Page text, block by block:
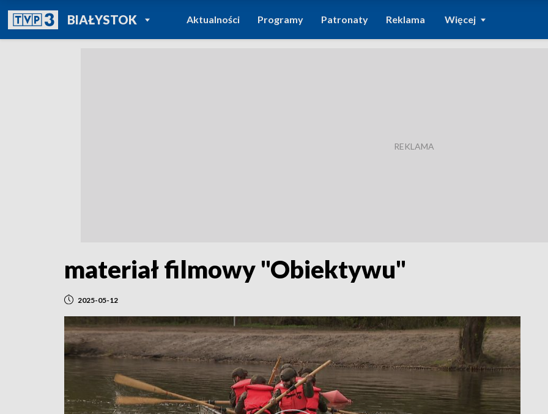
BIAŁYSTOKPOWRÓT DO
TVP REGIONY
Aktualności Programy Patronaty Reklama Więcej
materiał filmowy "Obiektywu"
2025-05-12